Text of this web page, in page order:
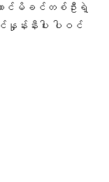
ာင်မိခင်တစ်ဦးရဲ့
နီးပါး ပါဝင်